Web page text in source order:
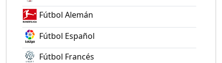
Fútbol Alemán
Fútbol Español
Fútbol Francés